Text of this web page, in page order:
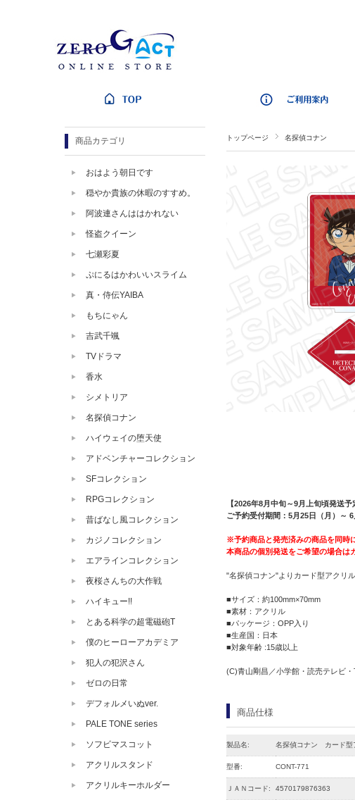
トップページ 名探偵コナン
【2026年8月中旬～9月上旬頃発送予
ご予約受付期間：5月25日（月）～
※予約商品と発売済みの商品を同時
本商品の個別発送をご希望の場合は
"名探偵コナン"よりカード型アクリ
■サイズ：約100mm×70mm
■素材：アクリル
■パッケージ：OPP入り
■生産国：日本
■対象年齢 :15歳以上
(C)青山剛昌／小学館・読売テレビ・
商品仕様
製品名: 名探偵コナン カード
型番: CONT-771
ＪＡＮコード: 4570179876363
商品カテゴリ
おはよう朝日です
穏やか貴族の休暇のすすめ。
阿波連さんははかれない
怪盗クイーン
七瀬彩夏
ぷにるはかわいいスライム
真・侍伝YAIBA
もちにゃん
吉武千颯
TVドラマ
香水
シメトリア
名探偵コナン
ハイウェイの堕天使
アドベンチャーコレクション
SFコレクション
RPGコレクション
昔ばなし風コレクション
カジノコレクション
エアラインコレクション
夜桜さんちの大作戦
ハイキュー!!
とある科学の超電磁砲T
僕のヒーローアカデミア
犯人の犯沢さん
ゼロの日常
デフォルメいぬver.
PALE TONE series
ソフビマスコット
アクリルスタンド
アクリルキーホルダー